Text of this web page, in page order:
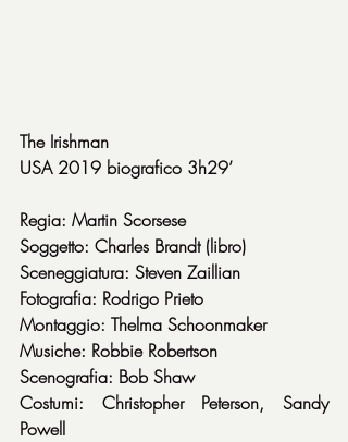
The Irishman
USA 2019 biografico 3h29’
Regia: Martin Scorsese
Soggetto: Charles Brandt (libro)
Sceneggiatura: Steven Zaillian
Fotografia: Rodrigo Prieto
Montaggio: Thelma Schoonmaker
Musiche: Robbie Robertson
Scenografia: Bob Shaw
Costumi: Christopher Peterson, Sandy
Powell